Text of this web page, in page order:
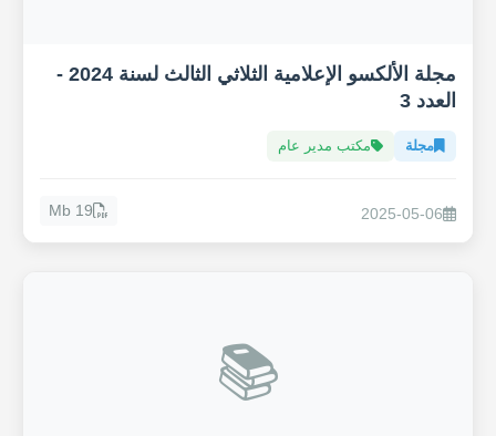
مجلة الألكسو الإعلامية الثلاثي الثالث لسنة 2024 -
العدد 3
مجلة مكتب مدير عام
2025-05-06
19 Mb
📚